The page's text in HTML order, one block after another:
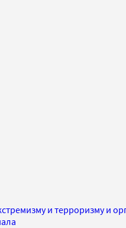
и терроризму и